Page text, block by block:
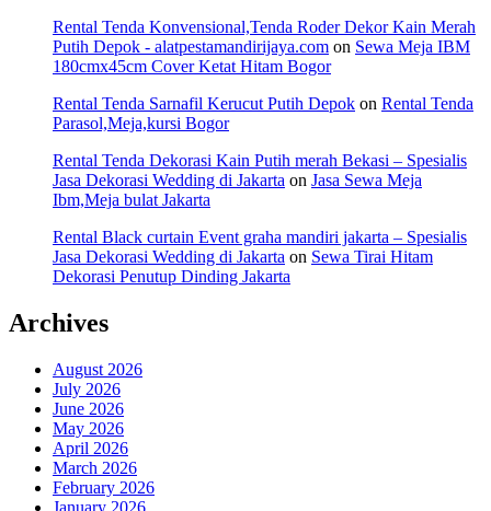
Rental Tenda Konvensional,Tenda Roder Dekor Kain Merah
Putih Depok - alatpestamandirijaya.com on Sewa Meja IBM
180cmx45cm Cover Ketat Hitam Bogor
Rental Tenda Sarnafil Kerucut Putih Depok on Rental Tenda
Parasol,Meja,kursi Bogor
Rental Tenda Dekorasi Kain Putih merah Bekasi – Spesialis
Jasa Dekorasi Wedding di Jakarta on Jasa Sewa Meja
Ibm,Meja bulat Jakarta
Rental Black curtain Event graha mandiri jakarta – Spesialis
Jasa Dekorasi Wedding di Jakarta on Sewa Tirai Hitam
Dekorasi Penutup Dinding Jakarta
Archives
August 2026
July 2026
June 2026
May 2026
April 2026
March 2026
February 2026
January 2026